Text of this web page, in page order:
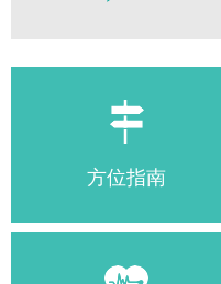
方位指南